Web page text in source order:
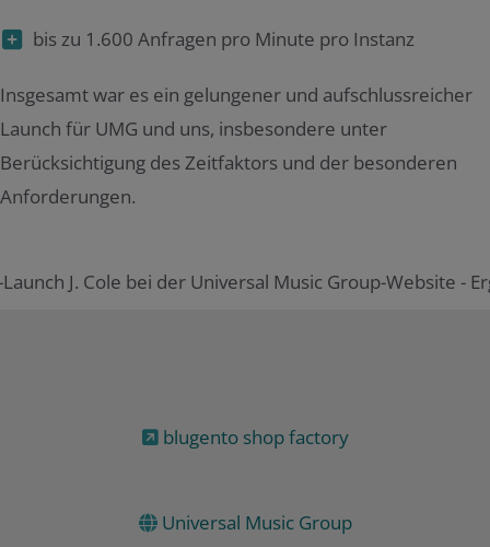
bis zu 1.600 Anfragen pro Minute pro Instanz
Insgesamt war es ein gelungener und aufschlussreicher
Launch für UMG und uns, insbesondere unter
Berücksichtigung des Zeitfaktors und der besonderen
Anforderungen.
blugento shop factory
Universal Music Group